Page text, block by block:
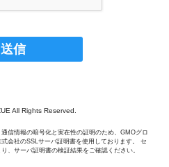
All Rights Reserved.
通信情報の暗号化と実在性の証明のため、GMOグロ
会社のSSLサーバ証明書を使用しております。 セ
、サーバ証明書の検証結果をご確認ください。